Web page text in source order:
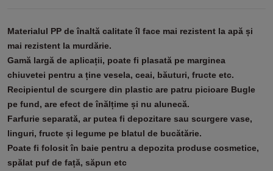
Materialul PP de înaltă calitate îl face mai rezistent la apă și
mai rezistent la murdărie.
Gamă largă de aplicații, poate fi plasată pe marginea
chiuvetei pentru a ține vesela, ceai, băuturi, fructe etc.
Recipientul de scurgere din plastic are patru picioare Bugle
pe fund, are efect de înălțime și nu alunecă.
Farfurie separată, ar putea fi depozitare sau scurgere vase,
linguri, fructe și legume pe blatul de bucătărie.
Poate fi folosit în baie pentru a depozita produse cosmetice,
spălat puf de față, săpun etc